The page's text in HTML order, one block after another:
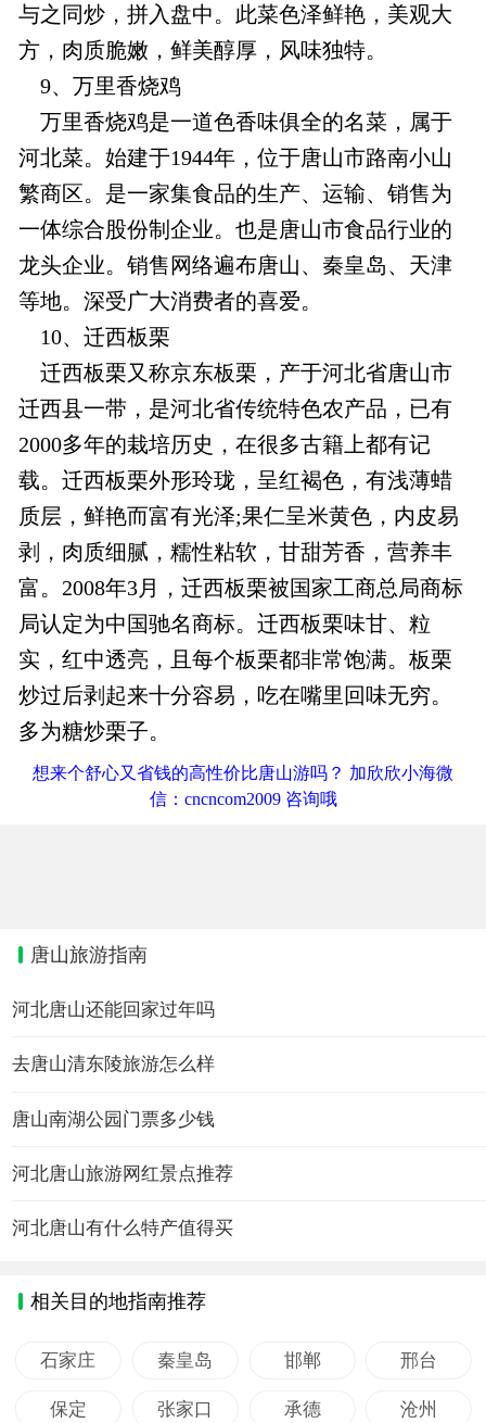
与之同炒，拼入盘中。此菜色泽鲜艳，美观大
方，肉质脆嫩，鲜美醇厚，风味独特。
9、万里香烧鸡
万里香烧鸡是一道色香味俱全的名菜，属于
河北菜。始建于1944年，位于唐山市路南小山
繁商区。是一家集食品的生产、运输、销售为
一体综合股份制企业。也是唐山市食品行业的
龙头企业。销售网络遍布唐山、秦皇岛、天津
等地。深受广大消费者的喜爱。
10、迁西板栗
迁西板栗又称京东板栗，产于河北省唐山市
迁西县一带，是河北省传统特色农产品，已有
2000多年的栽培历史，在很多古籍上都有记
载。迁西板栗外形玲珑，呈红褐色，有浅薄蜡
质层，鲜艳而富有光泽;果仁呈米黄色，内皮易
剥，肉质细腻，糯性粘软，甘甜芳香，营养丰
富。2008年3月，迁西板栗被国家工商总局商标
局认定为中国驰名商标。迁西板栗味甘、粒
实，红中透亮，且每个板栗都非常饱满。板栗
炒过后剥起来十分容易，吃在嘴里回味无穷。
多为糖炒栗子。
想来个舒心又省钱的高性价比唐山游吗？ 加欣欣小海微
信：cncncom2009 咨询哦
唐山旅游指南
河北唐山还能回家过年吗
去唐山清东陵旅游怎么样
唐山南湖公园门票多少钱
河北唐山旅游网红景点推荐
河北唐山有什么特产值得买
相关目的地指南推荐
石家庄 秦皇岛 邯郸 邢台
保定 张家口 承德 沧州